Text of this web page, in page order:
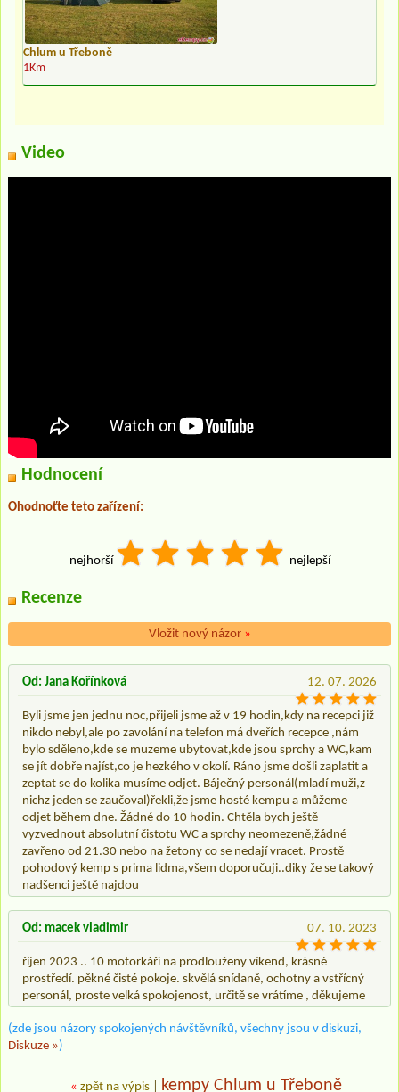
Chlum u Třeboně
1Km
Video
Hodnocení
Ohodnoťte teto zařízení:
nejhorší nejlepší
Recenze
Vložit nový názor »
12. 07. 2026
Od: Jana Kořínková
Byli jsme jen jednu noc,přijeli jsme až v 19 hodin,kdy na recepci již
nikdo nebyl,ale po zavolání na telefon má dveřích recepce ,nám
bylo sděleno,kde se muzeme ubytovat,kde jsou sprchy a WC,kam
se jít dobře najíst,co je hezkého v okolí. Ráno jsme došli zaplatit a
zeptat se do kolika musíme odjet. Báječný personál(mladí muži,z
nichz jeden se zaučoval)řekli,že jsme hosté kempu a můžeme
odjet během dne. Žádné do 10 hodin. Chtěla bych ještě
vyzvednout absolutní čistotu WC a sprchy neomezeně,žádné
zavřeno od 21.30 nebo na žetony co se nedají vracet. Prostě
pohodový kemp s prima lidma,všem doporučuji..diky že se takový
nadšenci ještě najdou
07. 10. 2023
Od: macek vladimir
říjen 2023 .. 10 motorkáři na prodlouženy víkend, krásné
prostředí. pěkné čisté pokoje. skvělá snídaně, ochotny a vstřícný
personál, proste velká spokojenost, určitě se vrátíme , děkujeme
(zde jsou názory spokojených návštěvníků, všechny jsou v diskuzi,
Diskuze »)
« zpět na výpis kempy Chlum u Třeboně